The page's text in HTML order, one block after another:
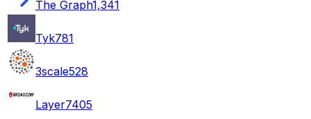
The Graph1,341
Tyk781
3scale528
Layer7405